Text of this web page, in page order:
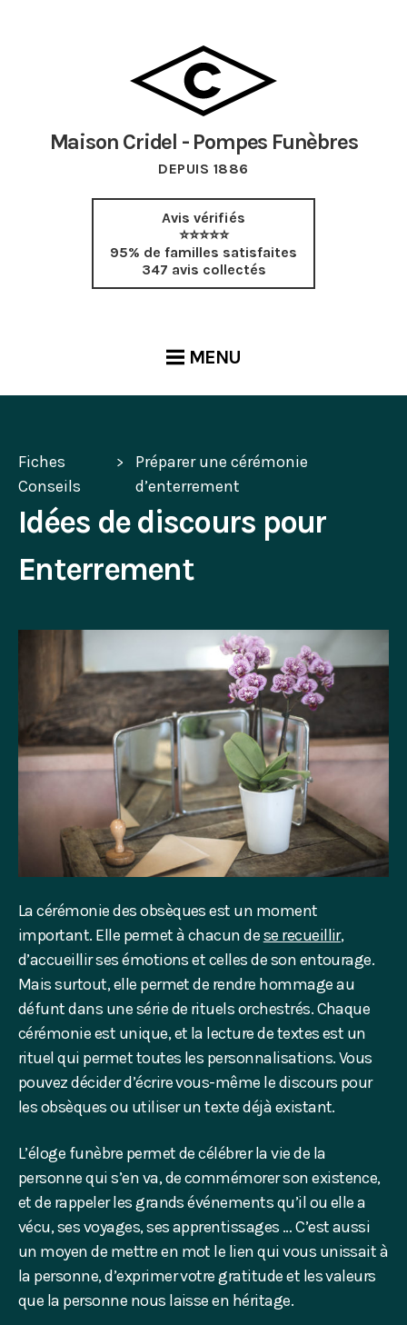
Maison Cridel - Pompes Funèbres
DEPUIS 1886
Avis vérifiés
⭐⭐⭐⭐⭐
95% de familles satisfaites
347 avis collectés
MENU
Fiches
Conseils
Préparer une cérémonie
d’enterrement
Idées de discours pour
Enterrement
La cérémonie des obsèques est un moment
important. Elle permet à chacun dese recueillir,
d’accueillir ses émotions et celles de son entourage.
Mais surtout, elle permet de rendre hommage au
défunt dans une série de rituels orchestrés. Chaque
cérémonie est unique, et la lecture de textes est un
rituel qui permet toutes les personnalisations. Vous
pouvez décider d’écrire vous-même le discours pour
les obsèques ou utiliser un texte déjà existant.
L’éloge funèbre permet de célébrer la vie de la
personne qui s’en va, de commémorer son existence,
et de rappeler les grands événements qu’il ou elle a
vécu, ses voyages, ses apprentissages … C’est aussi
un moyen de mettre en mot le lien qui vous unissait à
la personne, d’exprimer votre gratitude et les valeurs
que la personne nous laisse en héritage.